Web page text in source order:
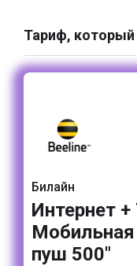
Тариф,
Билайн
Интернет
пуш 500"